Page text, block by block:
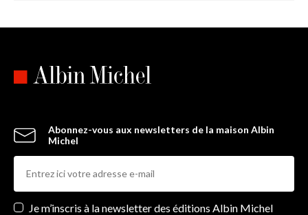
Abonnez-vous aux newsletters de la maison Albin
Michel
Newsletters
Je m’inscris à la newsletter des éditions Albin Michel